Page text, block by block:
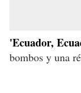
'Ecuador,
bombos y una